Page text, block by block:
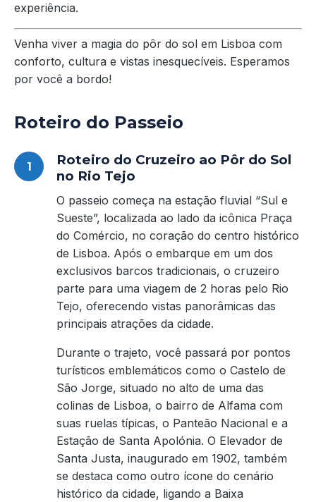
experiência.
Venha viver a magia do pôr do sol em Lisboa com
conforto, cultura e vistas inesquecíveis. Esperamos
por você a bordo!
Roteiro do Passeio
Roteiro do Cruzeiro ao Pôr do Sol
no Rio Tejo
O passeio começa na estação fluvial “Sul e
Sueste”, localizada ao lado da icônica Praça
do Comércio, no coração do centro histórico
de Lisboa. Após o embarque em um dos
exclusivos barcos tradicionais, o cruzeiro
parte para uma viagem de 2 horas pelo Rio
Tejo, oferecendo vistas panorâmicas das
principais atrações da cidade.
Durante o trajeto, você passará por pontos
turísticos emblemáticos como o Castelo de
São Jorge, situado no alto de uma das
colinas de Lisboa, o bairro de Alfama com
suas ruelas típicas, o Panteão Nacional e a
Estação de Santa Apolónia. O Elevador de
Santa Justa, inaugurado em 1902, também
se destaca como outro ícone do cenário
histórico da cidade, ligando a Baixa